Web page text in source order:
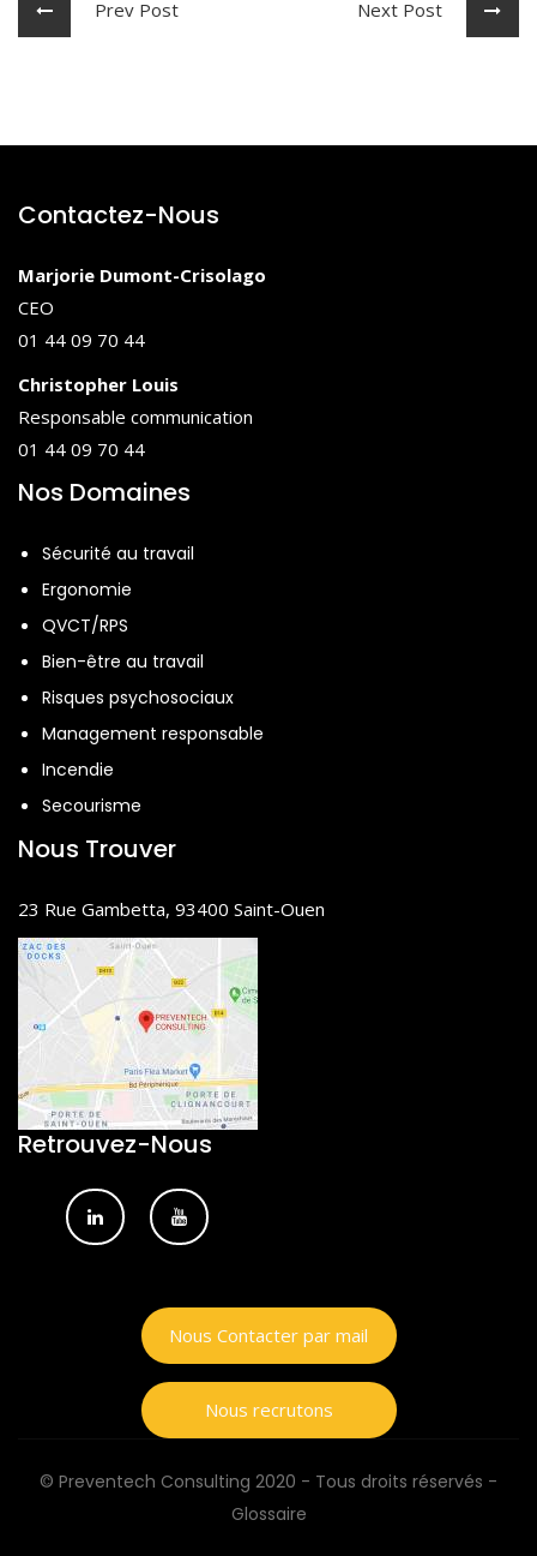
Prev Post Next Post
Contactez-Nous
Marjorie Dumont-Crisolago
CEO
01 44 09 70 44
Christopher Louis
Responsable communication
01 44 09 70 44
Nos Domaines
Sécurité au travail
Ergonomie
QVCT/RPS
Bien-être au travail
Risques psychosociaux
Management responsable
Incendie
Secourisme
Nous Trouver
23 Rue Gambetta, 93400 Saint-Ouen
Retrouvez-Nous
Nous Contacter par mail
Nous recrutons
© Preventech Consulting 2020 - Tous droits réservés -
Glossaire